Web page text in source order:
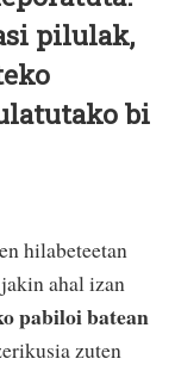
pilulak,
bi
hilabeteetan
ahal izan
pabiloi batean
zuten